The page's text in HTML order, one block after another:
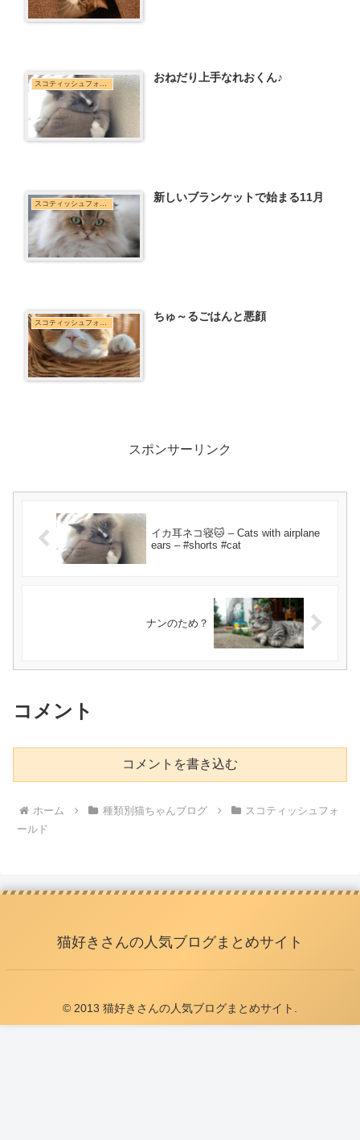
スコティッシュフォールド おねだり上手なれおくん♪
新しいブランケットで始まる11月
スコティッシュフォールド ちゅ～るごはんと悪顔
スポンサーリンク
イカ耳ネコ寝🐱 – Cats with airplane
ears – #shorts #cat
ナンのため？
コメント
コメントを書き込む
ホーム 種類別猫ちゃんブログ
スコティッシュフォ
ールド
猫好きさんの人気ブログまとめサイト
© 2013 猫好きさんの人気ブログまとめサイト.